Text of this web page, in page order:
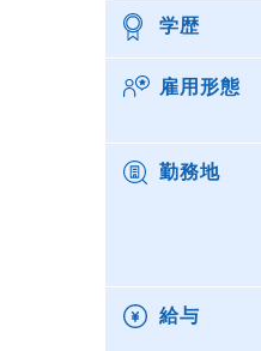
学歴
雇用形態
勤務地
給与